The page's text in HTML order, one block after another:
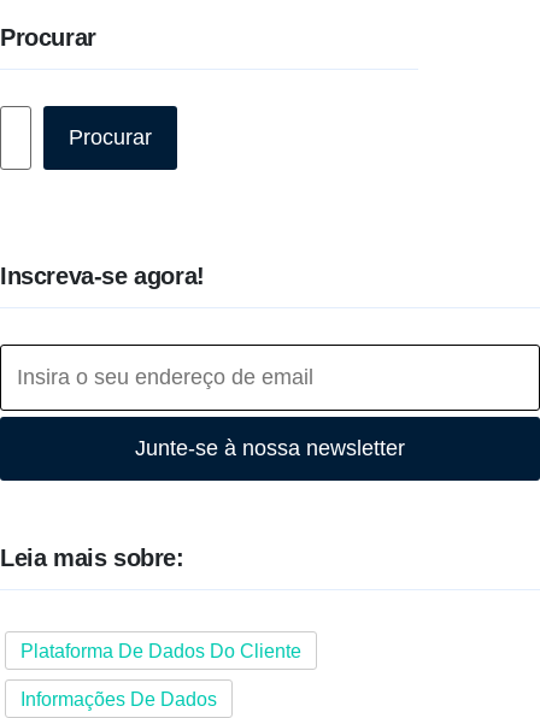
Procurar
Procurar
Inscreva-se agora!
Junte-se à nossa newsletter
Leia mais sobre:
Plataforma De Dados Do Cliente
Informações De Dados